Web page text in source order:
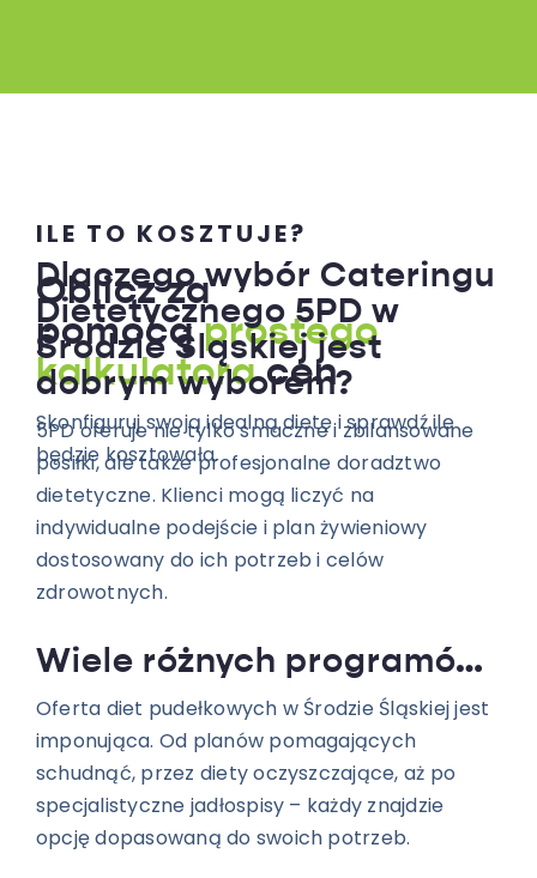
ILE TO KOSZTUJE?
Oblicz za
pomocąprostego
kalkulatoracen
Skonfiguruj swoją idealną dietę i sprawdź ile
będzie kosztowała.
Dlaczego wybór Cateringu
Dietetycznego 5PD w
Środzie Śląskiej jest
dobrym wyborem?
5PD oferuje nie tylko smaczne i zbilansowane
posiłki, ale także profesjonalne doradztwo
dietetyczne. Klienci mogą liczyć na
indywidualne podejście i plan żywieniowy
dostosowany do ich potrzeb i celów
zdrowotnych.
Wiele różnych programów dietetycznych do wyboru
Oferta diet pudełkowych w Środzie Śląskiej jest
imponująca. Od planów pomagających
schudnąć, przez diety oczyszczające, aż po
specjalistyczne jadłospisy – każdy znajdzie
opcję dopasowaną do swoich potrzeb.